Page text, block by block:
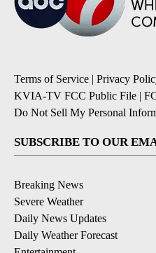
Terms of Service | Privacy
KVIA-TV FCC Public File |
Do Not Sell My Personal
SUBSCRIBE TO OUR
Breaking News
Severe Weather
Daily News Updates
Daily Weather Forecast